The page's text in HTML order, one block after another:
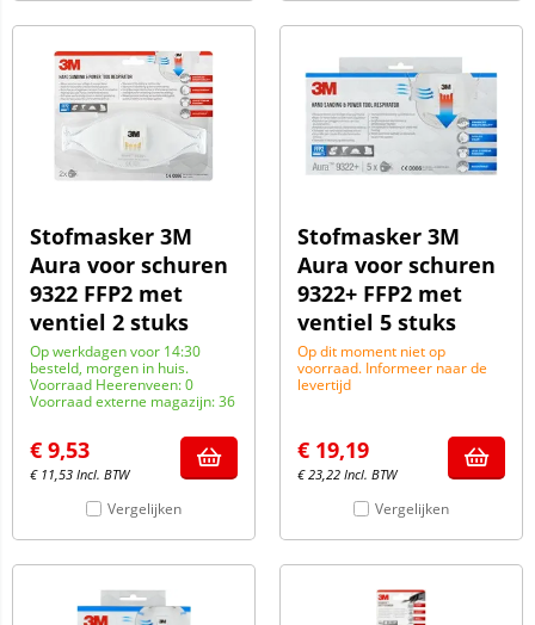
Stofmasker 3M
Aura voor schuren
9322 FFP2 met
ventiel 2 stuks
Op werkdagen voor 14:30
besteld, morgen in huis.
Voorraad Heerenveen: 0
Voorraad externe magazijn: 36
€ 9,53
€ 11,53 Incl. BTW
Vergelijken
Stofmasker 3M
Aura voor schuren
9322+ FFP2 met
ventiel 5 stuks
Op dit moment niet op
voorraad. Informeer naar de
levertijd
€ 19,19
€23,22 Incl. BTW
Vergelijken